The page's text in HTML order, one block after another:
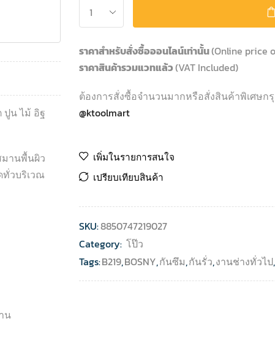
ปูน ไม้ อิฐ
านพื้นผิว
ทั่วบริเวณ
น
ราคาสำหรับสั่งซื้อออนไลน์เท่านั้น(Online price
ราคาสินค้ารวมแวทแล้ว(VAT Included)
ต้องการสั่งซื้อจำนวนมากหรือสั่งสินค้าพิเศษ
@ktoolmart
เพิ่มในรายการสนใจ
เปรียบเทียบสินค้า
SKU:8850747219027
Category: โป๊ว
Tags:B219,BOSNY,กันซึม,กันรั่ว,งานช่างทั่วไป,